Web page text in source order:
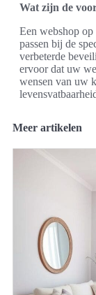
Wat zijn de
Een webshop
passen bij de
verbeterde
ervoor dat uw
wensen van uw
Meer artikelen